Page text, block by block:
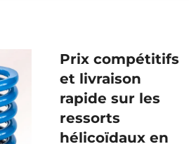
Prix compétitifs
et livraison
rapide sur les
ressorts
hélicoïdaux en